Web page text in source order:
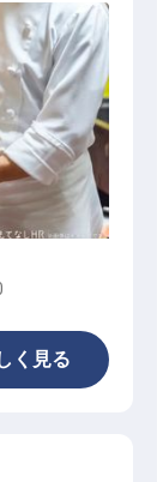
ブッフェ
く見る